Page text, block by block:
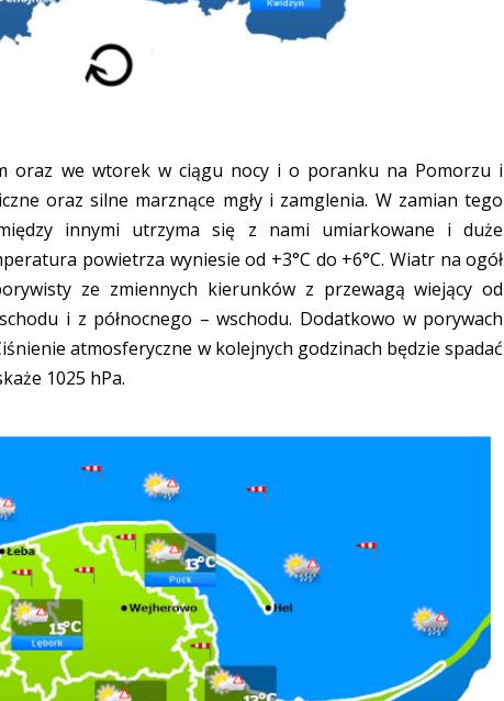
oraz we wtorek w ciągu nocy i o poranku na Pomorzu i
oraz silne marznące mgły i zamglenia. W zamian tego
innymi utrzyma się z nami umiarkowane i duże
powietrza wyniesie od +3°C do +6°C. Wiatr na ogół
ze zmiennych kierunków z przewagą wiejący od
i z północnego – wschodu. Dodatkowo w porywach
atmosferyczne w kolejnych godzinach będzie spadać
1025 hPa.